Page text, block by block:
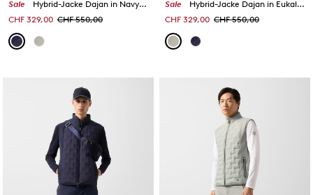
Sale
Hybrid-Jacke Dajan in Navy-Blau
CHF 329,00 CHF 550,00
Sale
Hybrid-Jacke Dajan in Eukalyptus
CHF 329,00 CHF 550,00